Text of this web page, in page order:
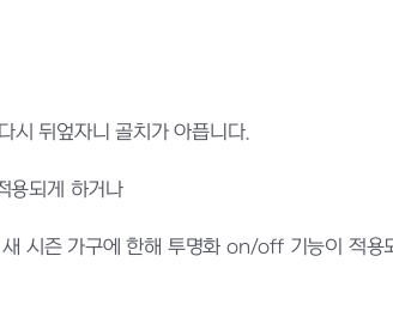
시 뒤엎자니 골치가 아픕니다.
용되게 하거나
시즌 가구에 한해 투명화 on/off 기능이 적용